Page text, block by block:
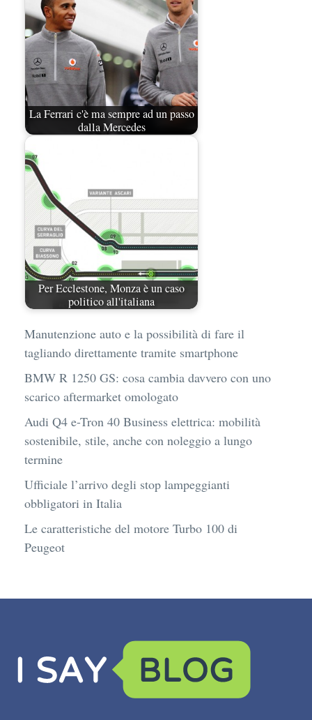
La Ferrari c'è ma sempre ad un passo
dalla Mercedes
Per Ecclestone, Monza è un caso
politico all'italiana
Manutenzione auto e la possibilità di fare il
tagliando direttamente tramite smartphone
BMW R 1250 GS: cosa cambia davvero con uno
scarico aftermarket omologato
Audi Q4 e-Tron 40 Business elettrica: mobilità
sostenibile, stile, anche con noleggio a lungo
termine
Ufficiale l’arrivo degli stop lampeggianti
obbligatori in Italia
Le caratteristiche del motore Turbo 100 di
Peugeot